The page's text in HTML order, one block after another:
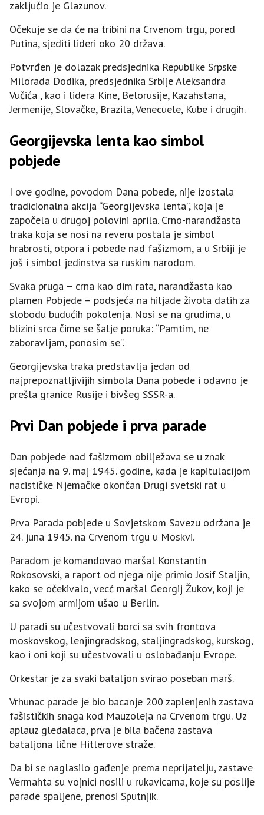
zaključio je Glazunov.
Očekuje se da će na tribini na Crvenom trgu, pored
Putina, sjediti lideri oko 20 država.
Potvrđen je dolazak predsjednika Republike Srpske
Milorada Dodika, predsjednika Srbije Aleksandra
Vučića , kao i lidera Kine, Belorusije, Kazahstana,
Јermenije, Slovačke, Brazila, Venecuele, Kube i drugih.
Georgijevska lenta kao simbol
pobjede
I ove godine, povodom Dana pobede, nije izostala
tradicionalna akcija “Georgijevska lenta”, koja je
započela u drugoj polovini aprila. Crno-narandžasta
traka koja se nosi na reveru postala je simbol
hrabrosti, otpora i pobede nad fašizmom, a u Srbiji je
još i simbol jedinstva sa ruskim narodom.
Svaka pruga – crna kao dim rata, narandžasta kao
plamen Pobjede – podsjeća na hiljade života datih za
slobodu budućih pokolenja. Nosi se na grudima, u
blizini srca čime se šalje poruka: “Pamtim, ne
zaboravljam, ponosim se”.
Georgijevska traka predstavlja jedan od
najprepoznatljivijih simbola Dana pobede i odavno je
prešla granice Rusije i bivšeg SSSR-a.
Prvi Dan pobjede i prva parade
Dan pobjede nad fašizmom obilježava se u znak
sjećanja na 9. maj 1945. godine, kada je kapitulacijom
nacističke Njemačke okončan Drugi svetski rat u
Evropi.
Prva Parada pobjede u Sovjetskom Savezu održana je
24. juna 1945. na Crvenom trgu u Moskvi.
Paradom je komandovao maršal Konstantin
Rokosovski, a raport od njega nije primio Јosif Staljin,
kako se očekivalo, vecć maršal Georgij Žukov, koji je
sa svojom armijom ušao u Berlin.
U paradi su učestvovali borci sa svih frontova
moskovskog, lenjingradskog, staljingradskog, kurskog,
kao i oni koji su učestvovali u oslobađanju Evrope.
Orkestar je za svaki bataljon svirao poseban marš.
Vrhunac parade je bio bacanje 200 zaplenjenih zastava
fašističkih snaga kod Mauzoleja na Crvenom trgu. Uz
aplauz gledalaca, prva je bila bačena zastava
bataljona lične Hitlerove straže.
Da bi se naglasilo gađenje prema neprijatelju, zastave
Vermahta su vojnici nosili u rukavicama, koje su poslije
parade spaljene, prenosi Sputnjik.